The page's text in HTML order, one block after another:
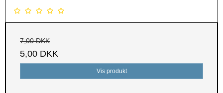
7,00 DKK
5,00 DKK
Vis produkt